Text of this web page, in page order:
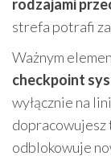
rodzajami
strefa potrafi
Ważnym
checkpoint
wyłącznie na
dopracowujesz
odblokowuje